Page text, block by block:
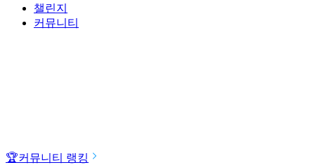
챌린지
커뮤니티
🏆커뮤니티 랭킹